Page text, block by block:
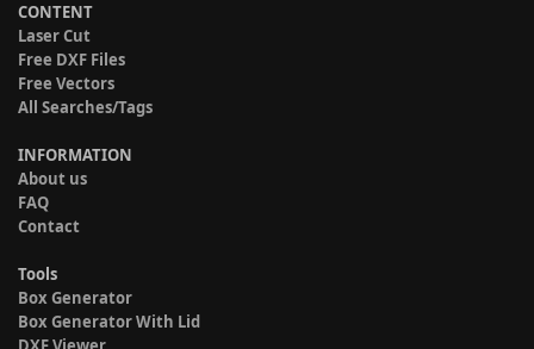
CONTENT
Laser Cut
Free DXF Files
Free Vectors
All Searches/Tags
INFORMATION
About us
FAQ
Contact
Tools
Box Generator
Box Generator With Lid